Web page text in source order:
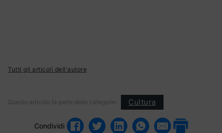
Tutti gli articoli dell'autore
Questo articolo fa parte delle categorie: Cultura
Condividi